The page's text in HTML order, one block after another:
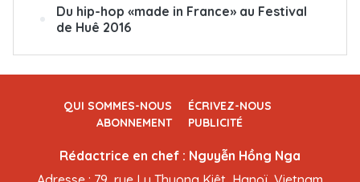
Du hip-hop «made in France» au Festival
de Huê 2016
QUI SOMMES-NOUS
ÉCRIVEZ-NOUS
ABONNEMENT
PUBLICITÉ
Rédactrice en chef : Nguyễn Hồng Nga